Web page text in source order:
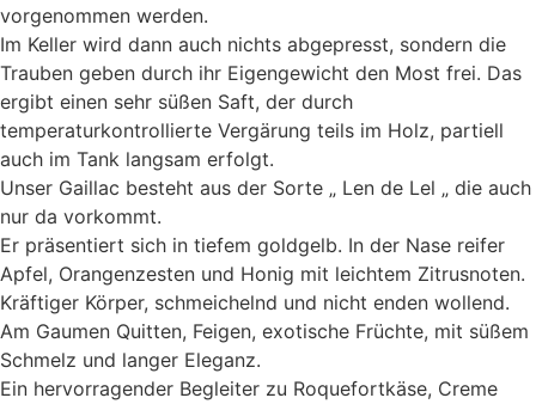
vorgenommen werden.
Im Keller wird dann auch nichts abgepresst, sondern die
Trauben geben durch ihr Eigengewicht den Most frei. Das
ergibt einen sehr süßen Saft, der durch
temperaturkontrollierte Vergärung teils im Holz, partiell
auch im Tank langsam erfolgt.
Unser Gaillac besteht aus der Sorte „ Len de Lel „ die auch
nur da vorkommt.
Er präsentiert sich in tiefem goldgelb. In der Nase reifer
Apfel, Orangenzesten und Honig mit leichtem Zitrusnoten.
Kräftiger Körper, schmeichelnd und nicht enden wollend.
Am Gaumen Quitten, Feigen, exotische Früchte, mit süßem
Schmelz und langer Eleganz.
Ein hervorragender Begleiter zu Roquefortkäse, Creme